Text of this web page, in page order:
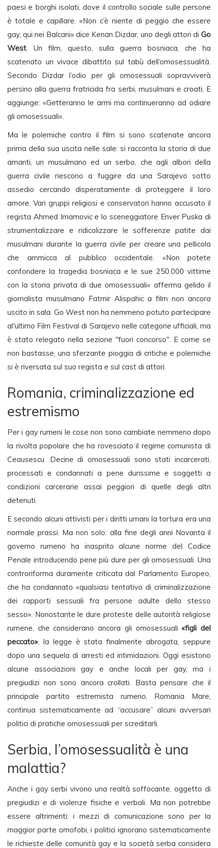
paesi e borghi isolati, dove il controllo sociale sulle persone
è totale e capillare. «Non c’è niente di peggio che essere
gay, qui nei Balcani» dice Kenan Dizdar, uno degli attori di Go
West. Un film, questo, sulla guerra bosniaca, che ha
scatenato un vivace dibattito sul tabù dell’omosessualità.
Secondo Dizdar l’odio per gli omosessuali sopravviverà
persino alla guerra fratricida fra serbi, musulmani e croati. E
aggiunge: «Getteranno le armi ma continueranno ad odiare
gli omosessuali».
Ma le polemiche contro il film si sono scatenate ancora
prima della sua uscita nelle sale: si racconta la storia di due
amanti, un musulmano ed un serbo, che agli albori della
guerra civile riescono a fuggire da una Sarajevo sotto
assedio cercando disperatamente di proteggere il loro
amore. Vari gruppi religiosi e conservatori hanno accusato il
regista Ahmed Imamovic e lo sceneggiatore Enver Puska di
strumentalizzare e ridicolizzare le sofferenze patite dai
musulmani durante la guerra civile per creare una pellicola
che ammicca al pubblico occidentale. «Non potete
confondere la tragedia bosniaca e le sue 250.000 vittime
con la storia privata di due omosessuali» afferma gelido il
giornalista musulmano Fatmir Alispahic a film non ancora
uscito in sala. Go West non ha nemmeno potuto partecipare
al'ultimo Film Festival di Sarajevo nelle categorie ufficiali, ma
è stato relegato nella sezione "fuori concorso". E come se
non bastasse, una sferzante pioggia di critiche e polemiche
si è riversata sul suo regista e sul cast di attori.
Romania, criminalizzazione ed
estremismo
Per i gay rumeni le cose non sono cambiate nemmeno dopo
la rivolta popolare che ha rovesciato il regime comunista di
Ceausescu. Decine di omosessuali sono stati incarcerati,
processati e condannati a pene durissime e soggetti a
condizioni carcerarie assai peggiori di quelle degli altri
detenuti.
E secondo alcuni attivisti per i diritti umani la tortura era una
normale prassi. Ma non solo: alla fine degli anni Novanta il
governo rumeno ha inasprito alcune norme del Codice
Penale introducendo pene più dure per gli omosessuali. Una
controriforma duramente criticata dal Parlamento Europeo,
che ha condannato «qualsiasi tentativo di criminalizzazione
dei rapporti sessuali fra persone adulte dello stesso
sesso». Nonostante le dure proteste delle autorità religiose
rumene, che considerano ancora gli omosessuali«figli del
peccato», la legge è stata finalmente abrogata, seppure
dopo una sequela di arresti ed intimidazioni. Oggi esistono
alcune associazioni gay e anche locali per gay, ma i
pregiudizi non sono ancora crollati. Basta pensare che il
principale partito estremista rumeno, Romania Mare,
continua sistematicamente ad “accusare” alcuni avversari
politici di pratiche omosessuali per screditarli.
Serbia, l’omosessualità è una
malattia?
Anche i gay serbi vivono una realtà soffocante, oggetto di
pregiudizi e di violenze fisiche e verbali. Ma non potrebbe
essere altrimenti: i mezzi di comunicazione sono per la
maggior parte omofobi, i politici ignorano sistematicamente
le richieste delle comunità gay e la società serba considera